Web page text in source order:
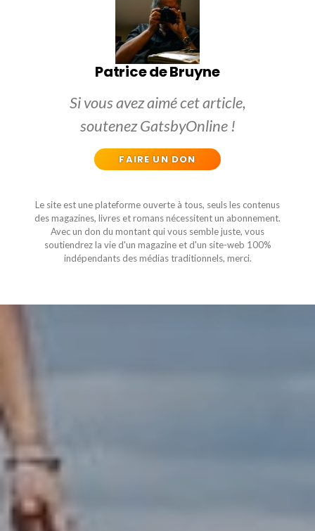
Patrice de Bruyne
Si vous avez aimé cet article,
soutenez GatsbyOnline !
FAIRE UN DON
Le site est une plateforme ouverte à tous, seuls les contenus
des magazines, livres et romans nécessitent un abonnement.
Avec un don du montant qui vous semble juste, vous
soutiendrez la vie d'un magazine et d'un site-web 100%
indépendants des médias traditionnels, merci.